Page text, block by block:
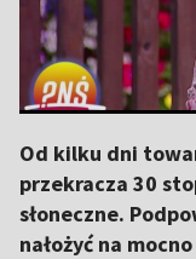
Od kilku dni
przekracza 30
słoneczne.
nałożyć na